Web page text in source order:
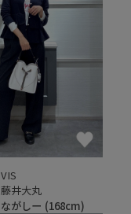
VIS
藤井大丸
ながしー (168cm)